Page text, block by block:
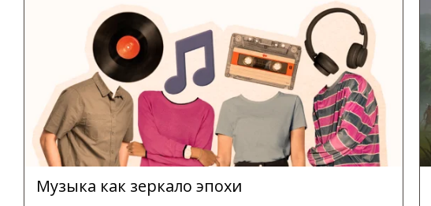
Музыка как зеркало эпохи